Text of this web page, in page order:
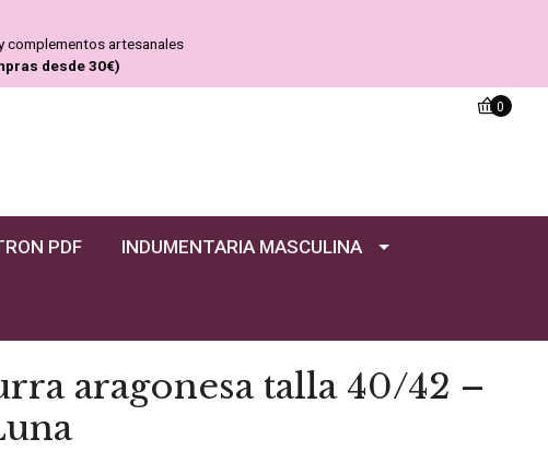
complementos artesanales
desde 30€)
0
PDF INDUMENTARIA MASCULINA
aragonesa talla 40/42 –